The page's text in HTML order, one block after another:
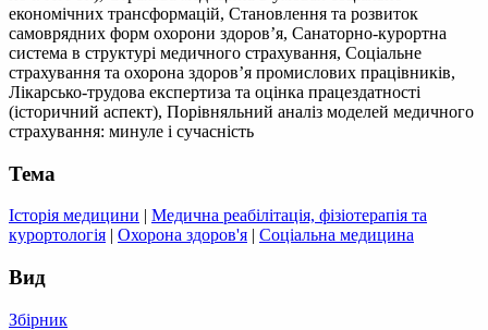
економічних трансформацій, Становлення та розвиток
самоврядних форм охорони здоров’я, Санаторно-курортна
система в структурі медичного страхування, Соціальне
страхування та охорона здоров’я промислових працівників,
Лікарсько-трудова експертиза та оцінка працездатності
(історичний аспект), Порівняльний аналіз моделей медичного
страхування: минуле і сучасність
Тема
Історія медицини | Медична реабілітація, фізіотерапія та
курортологія | Охорона здоров'я | Соціальна медицина
Вид
Збірник